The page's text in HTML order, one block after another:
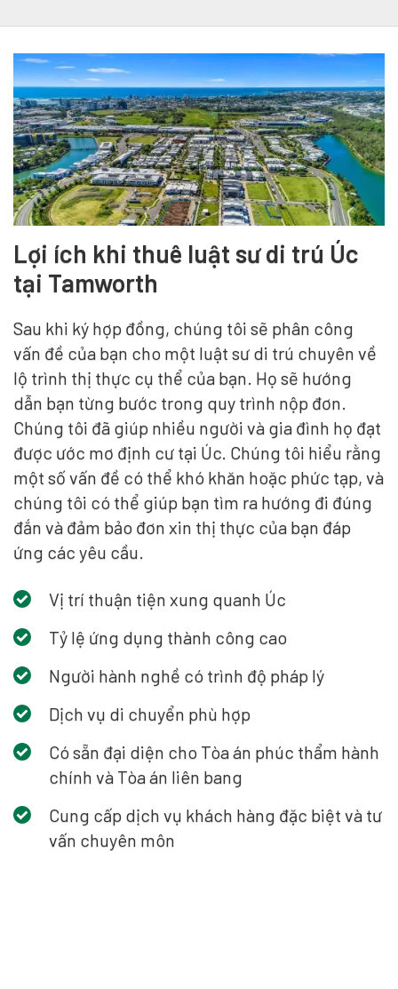
Lợi ích khi thuê luật sư di trú Úc
tại Tamworth
Sau khi ký hợp đồng, chúng tôi sẽ phân công
vấn đề của bạn cho một luật sư di trú chuyên về
lộ trình thị thực cụ thể của bạn. Họ sẽ hướng
dẫn bạn từng bước trong quy trình nộp đơn.
Chúng tôi đã giúp nhiều người và gia đình họ đạt
được ước mơ định cư tại Úc. Chúng tôi hiểu rằng
một số vấn đề có thể khó khăn hoặc phức tạp, và
chúng tôi có thể giúp bạn tìm ra hướng đi đúng
đắn và đảm bảo đơn xin thị thực của bạn đáp
ứng các yêu cầu.
Vị trí thuận tiện xung quanh Úc
Tỷ lệ ứng dụng thành công cao
Người hành nghề có trình độ pháp lý
Dịch vụ di chuyển phù hợp
Có sẵn đại diện cho Tòa án phúc thẩm hành
chính và Tòa án liên bang
Cung cấp dịch vụ khách hàng đặc biệt và tư
vấn chuyên môn